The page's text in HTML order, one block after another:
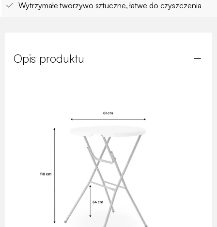
Wytrzymałe tworzywo sztuczne, łatwe do czyszczenia
Opis produktu